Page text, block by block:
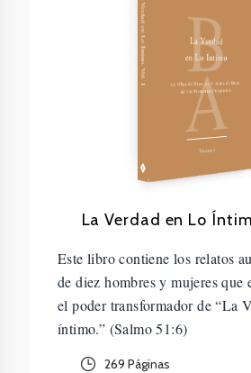
La Verdad en Lo Íntimo, Vol. I B
A
La Verdad
en Lo Íntimo
La Obra de Dios en el Alma de Diez
de los Primeros Cuáqueros
Volumen I
La Verdad en Lo
Este libro contiene los relatos
de diez hombres y mujeres que
el poder transformador de “La
íntimo.” (Salmo 51:6)
269 Páginas